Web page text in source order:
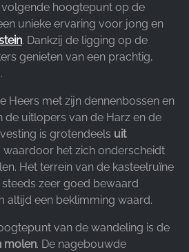
hoogtepunt op de
unieke ervaring voor jong en
. Dankzij de ligging op de
genieten van een prachtig,
Heers met zijn dennenbossen en
de uitlopers van de Harz en de
is grotendeels uit
waardoor het zich onderscheidt
Het terrein van de kasteelruïne
zeer goed bewaard
altijd een beklimming waard.
van de wandeling is de
molen. De nagebouwde
statistieken over websitegebruik